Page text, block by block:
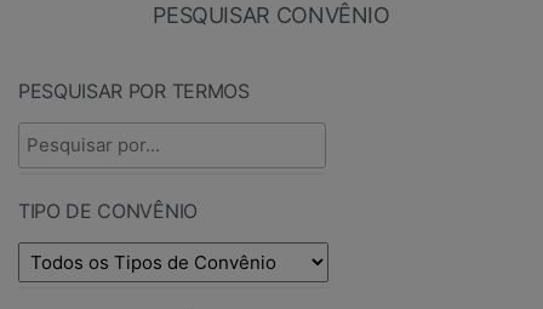
PESQUISAR CONVÊNIO
PESQUISAR POR TERMOS
TIPO DE CONVÊNIO